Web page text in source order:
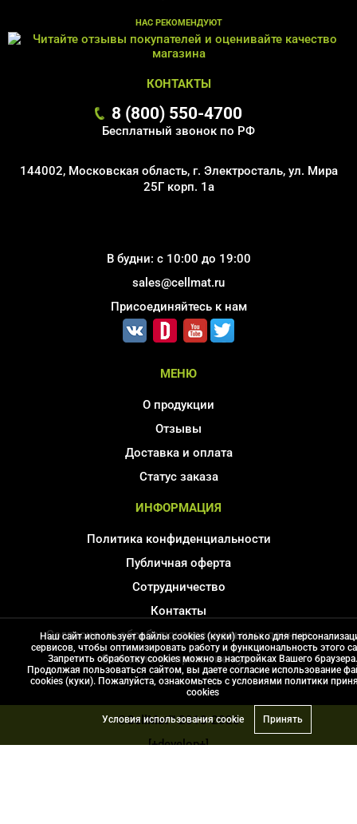
НАС РЕКОМЕНДУЮТ
КОНТАКТЫ
8 (800) 550-4700
Бесплатный звонок по РФ
144002, Московская область, г. Электросталь, ул. Мира
25Г корп. 1а
В будни: с 10:00 до 19:00
sales@cellmat.ru
Присоединяйтесь к нам
МЕНЮ
О продукции
Отзывы
Доставка и оплата
Статус заказа
ИНФОРМАЦИЯ
Политика конфиденциальности
Публичная оферта
Сотрудничество
Контакты
Согласие на обработку персональных данных
Соглаcие на принятие куки
Карта сайта
©CellMat™2013-2026
[+develop+]
Наш сайт использует файлы cookies (куки) только для
сервисов, чтобы оптимизировать работу и функциональность этого
Запретить обработку cookies можно в настройках Вашего браузера.
Продолжая пользоваться сайтом, вы даете согласие использование
cookies (куки). Пожалуйста, ознакомьтесь с условиями политики
сookies
Условия использования cookie Принять